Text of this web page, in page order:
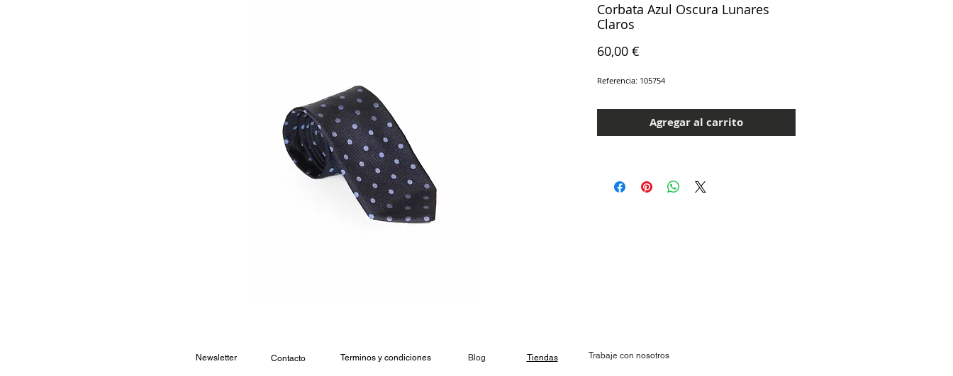
Corbata Azul Oscura Lunares
Claros
60,00 €
Referencia: 105754
Agregar al carrito
Newsletter Contacto Terminos y condiciones Blog Tiendas Trabaje con nosotros